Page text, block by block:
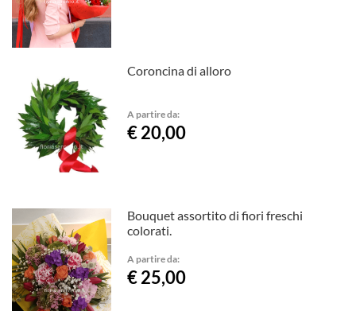
Coroncina di alloro
A partire da:
€ 20,00
Bouquet assortito di fiori freschi
colorati.
A partire da:
€ 25,00